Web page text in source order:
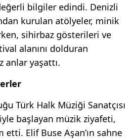
bilgiler edindi. Denizli
kurulan atölyeler, minik
sihirbaz gösterileri ve
alanını dolduran
anlar yaşattı.
Türk Halk Müziği Sanatçısı
başlayan müzik ziyafeti,
Elif Buse Aşan’ın sahne